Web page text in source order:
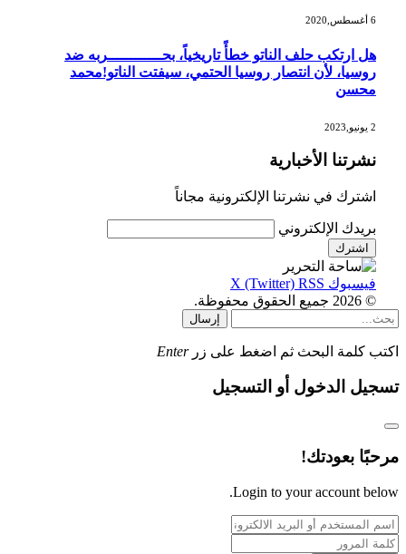
هل ارتكب حلف الناتو خطأً تاريخياً، بحــــــــــــربه ضد
روسيا، لأن انتصار روسيا الحتمي، سيفتت الناتو!محمد
محسن
نشرتنا الأخبارية
اشترك في نشرتنا الإلكترونية مجاناً
بريدك الإلكتروني
فيسبوك X (Twitter) RSS
© 2026 جميع الحقوق محفوظة.
إرسال
اكتب كلمة البحث ثم اضغط على زر Enter
تسجيل الدخول أو التسجيل
مرحبًا بعودتك!
Login to your account below.